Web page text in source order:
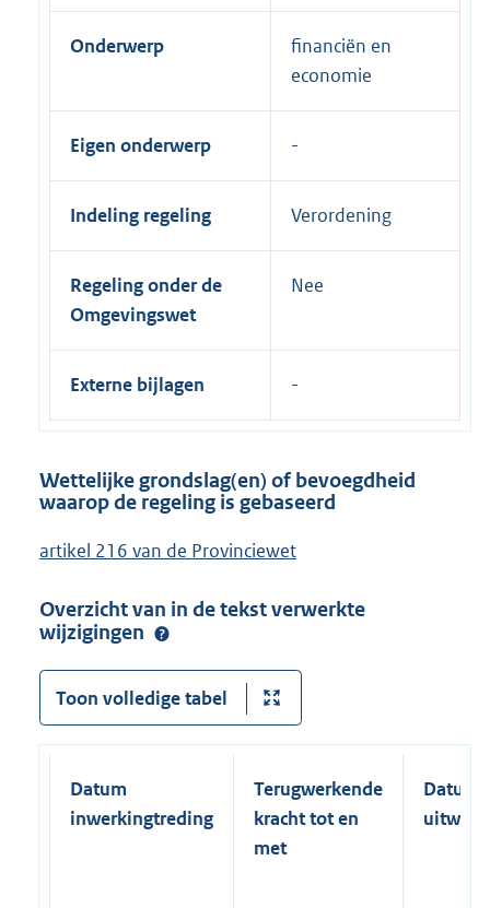
Onderwerp
financiën en
economie
Eigen onderwerp
Indeling regeling Verordening
Regeling onder de
Omgevingswet
Nee
Externe bijlagen
Wettelijke grondslag(en) of bevoegdheid
waarop de regeling is gebaseerd
artikel 216 van de Provinciewet
Overzicht van in de tekst verwerkte
wijzigingen
Toon volledige tabel
Datum
inwerkingtreding
Terugwerkende
kracht tot en
met
Datum